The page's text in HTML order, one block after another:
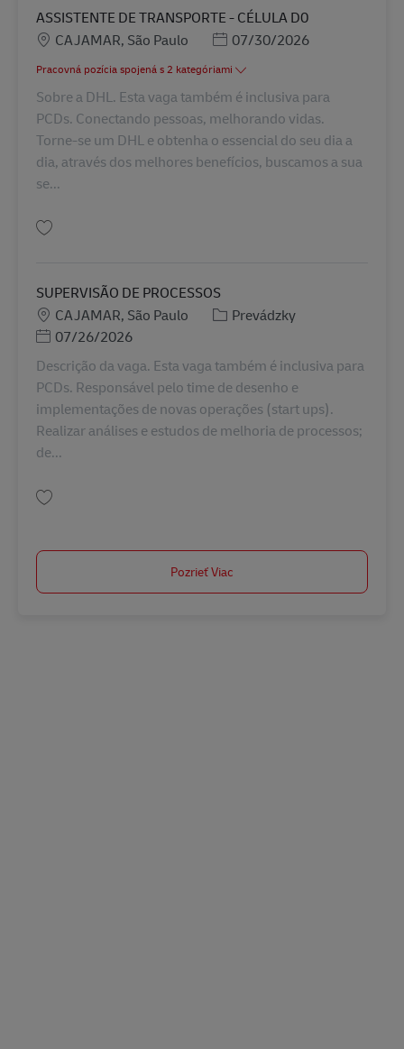
ASSISTENTE DE TRANSPORTE - CÉLULA D0
MiestoCAJAMAR, São Paulo Posted Date
07/30/2026
Pracovná pozícia spojená s 2 kategóriami
Sobre a DHL. Esta vaga também é inclusiva para
PCDs. Conectando pessoas, melhorando vidas.
Torne-se um DHL e obtenha o essencial do seu dia a
dia, através dos melhores benefícios, buscamos a sua
se...
SUPERVISÃO DE PROCESSOS
MiestoCAJAMAR, São Paulo Kategória
Prevádzky
Posted Date
07/26/2026
Descrição da vaga. Esta vaga também é inclusiva para
PCDs. Responsável pelo time de desenho e
implementações de novas operações (start ups).
Realizar análises e estudos de melhoria de processos;
de...
Pozrieť Viac